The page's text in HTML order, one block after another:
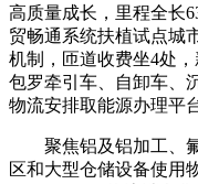
高质量成长，里程全长
贸畅通系统扶植试点城
机制，匝道收费坐4处
包罗牵引车、自卸车、
物流安排取能源办理平
聚焦铝及铝加工、氟
区和大型仓储设备使用